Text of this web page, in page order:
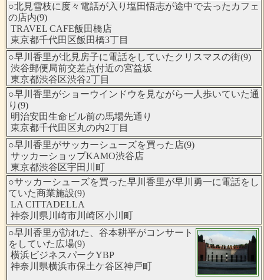
○北見雪枝に度々電話が入り塩田悟志が途中で去ったカフェ
の店内(9)
TRAVEL CAFE飯田橋店
東京都千代田区飯田橋3丁目
○早川香里が北見房子に電話をしていたクリスマスの街(9)
渋谷郵便局前交差点付近の宮益坂
東京都渋谷区渋谷2丁目
○早川香里がショーウインドウを見ながら一人歩いていた通
り(9)
明治安田生命ビル前の馬場先通り
東京都千代田区丸の内2丁目
○早川香里がサッカーシューズを買った店(9)
サッカーショップKAMO渋谷店
東京都渋谷区宇田川町
○サッカーシューズを買った早川香里が早川勇一に電話をし
ていた商業施設(9)
LA CITTADELLA
神奈川県川崎市川崎区小川町
○早川香里が訪れた、谷本耕平がコンサート
をしていた広場(9)
横浜ビジネスパークYBP
神奈川県横浜市保土ケ谷区神戸町